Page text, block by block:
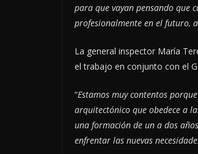
para que vayan pensando que
profesionalmente en el futuro,
La general inspector María
el trabajo en conjunto con el
“Estamos muy contentos
arquitectónico que obedece a
una formación de un a dos
enfrentar las nuevas